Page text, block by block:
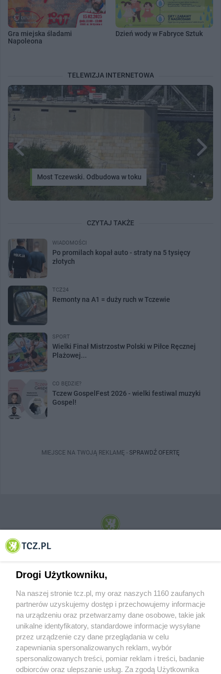
Gra miejska śladami
Napoleona
Dzień wody w Fabryce Sztuk
TELEWIZJA INTERNETOWA
Most Tczewski. Odbudowa w toku
CZYTAJ TAKŻE
WIADOMOŚCI
Po promilach kopał auto - straty na 5 tysięcy
złotych
TCZ24
Remonty na A1 = duży ruch w Tczewie
SPORT
Wielki Finał Mistrzostw Polski w Piłce Ręcznej
Plażowej...
CO BĘDZIE?
Tczew GospelFest 2026 - wielki festiwal muzyki
Gospel!
MIEJSCE NA TWOJĄ REKLAMĘ - SPRAWDŹ OFERTĘ
© 2001-2026 Tczew - TCZ.PL Sp. z o.o. Internetowy Serwis Informacyjny Miasta
O FIRMIE POLITYKA PRYWATNOŚCI HOSTING
REKLAMA WSPÓŁPRACA RSS FACEBOOK KONTAKT
Drogi Użytkowniku,
Na naszej stronie tcz.pl, my oraz naszych 1160 zaufanych
partnerów uzyskujemy dostęp i przechowujemy informacje
na urządzeniu oraz przetwarzamy dane osobowe, takie jak
unikalne identyfikatory, standardowe informacje wysyłane
przez urządzenie czy dane przeglądania w celu
zapewniania spersonalizowanych reklam, wybór
spersonalizowanych treści, pomiar reklam i treści, badanie
odbiorców oraz ulepszanie usług. Za zgodą Użytkownika